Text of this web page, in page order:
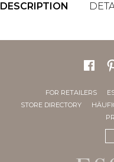
DESCRIPTION
FOR RETAILERS
STORE DIRECTORY